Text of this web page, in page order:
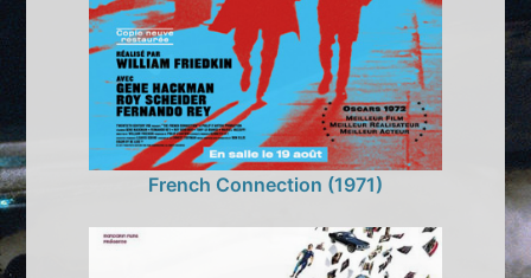
French Connection (1971)